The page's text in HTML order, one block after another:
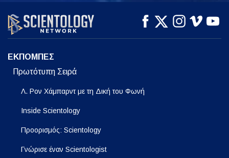
ΠΑΡΑΚΟΛΟΥΘΗΣΤΕ ΠΑΡΑΚΟΛΟΥΘΗΣΤΕ
ΕΞΕΡΕΥΝΗΣΤΕ ΤΗ
ΣΕΙΡΑ
ΕΚΠΟΜΠΕΣ
Πρωτότυπη Σειρά
Λ. Ρον Χάμπαρντ με τη Δική του Φωνή
Inside Scientology
Προορισμός: Scientology
Γνώρισε έναν Scientologist